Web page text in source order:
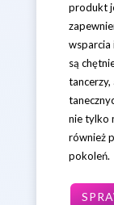
produkt
wsparcia
są
tancerzy,
nie tylko
również
pokoleń.